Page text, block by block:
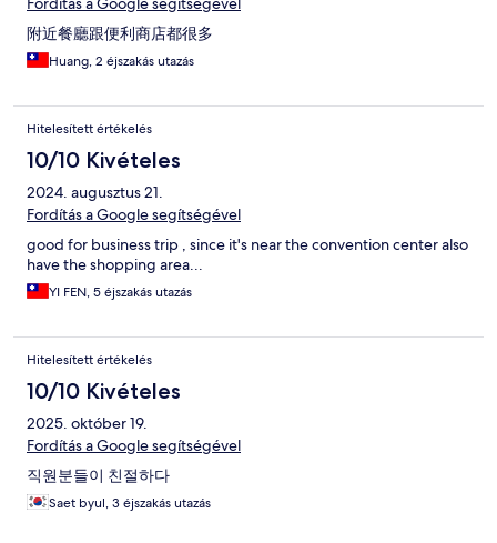
附近餐廳跟便利商店都很多
Huang, 2 éjszakás utazás
Hitelesített értékelés
10/10 Kivételes
2024. augusztus 21.
Fordítás a Google segítségével
good for business trip , since it's near the convention center also
have the shopping area...
YI FEN, 5 éjszakás utazás
Hitelesített értékelés
10/10 Kivételes
2025. október 19.
Fordítás a Google segítségével
직원분들이 친절하다
Saet byul, 3 éjszakás utazás